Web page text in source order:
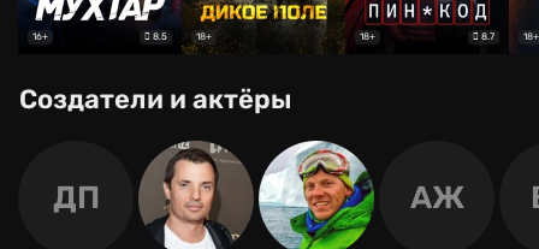
16+ 8.5 18+ 18+ 8.7 18+
Создатели и актёры
ДП АЖ